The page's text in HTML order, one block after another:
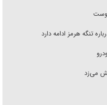
تنگه هرمز ادامه دارد
می‌زد